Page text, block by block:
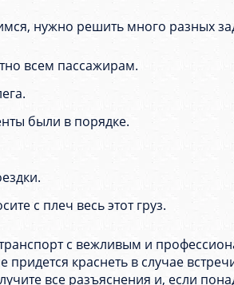
нужно решить много разных
всем пассажирам.
были в порядке.
с плеч весь этот груз.
с вежливым и
краснеть в случае
все разъяснения и, если